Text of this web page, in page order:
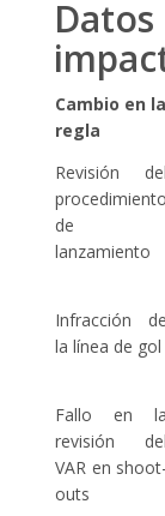
Cambio en la
regla
Revisión del
procedimiento
de
lanzamiento
Infracción de
la línea de gol
Fallo en la
revisión del
VAR en shoot-
outs